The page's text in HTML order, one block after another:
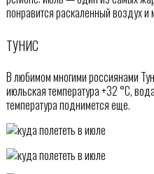
понравится раскаленный воздух
ТУНИС
В любимом многими россиянами
июльская температура +32 °C,
температура поднимется еще.